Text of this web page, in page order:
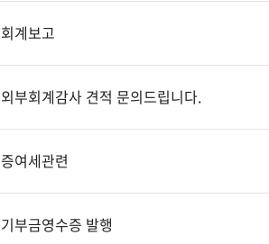
회계보고
외부회계감사 견적 문의드립니다.
증여세관련
기부금영수증 발행